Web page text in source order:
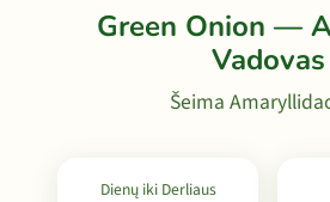
Green Onion —
Vadovas
Šeima
Dienų iki Derliaus